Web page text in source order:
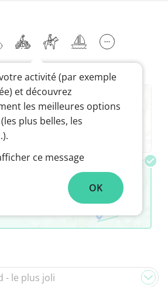
itinéraire selon vos
ensuite entièrement
itinéraire idéal.
activité (par exemple
et découvrez
les meilleures options
plus belles, les
ce message
OK